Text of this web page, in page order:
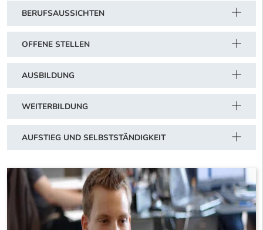
BERUFSAUSSICHTEN
OFFENE STELLEN
AUSBILDUNG
WEITERBILDUNG
AUFSTIEG UND SELBSTSTÄNDIGKEIT